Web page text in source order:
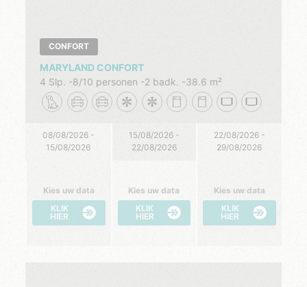
CONFORT
MARYLAND CONFORT
4 Slp.
8/10 personen 2 badk. 38.6 m²
08/08/2026 -
15/08/2026
15/08/2026 -
22/08/2026
22/08/2026 -
29/08/2026
Kies uw data
KLIK
HIER
Kies uw data
KLIK
HIER
Kies uw data
KLIK
HIER